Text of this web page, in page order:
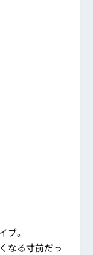
ブ。
なる寸前だっ